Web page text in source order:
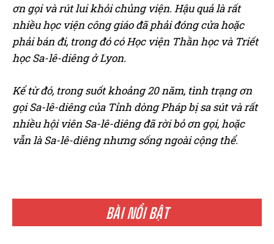
BÀI NỔI BẬT
ơn gọi và rút lui khỏi chủng viện. Hậu quả là rất
nhiều học viện công giáo đã phải đóng cửa hoặc
phải bán đi, trong đó có Học viện Thần học và Triết
học Sa-lê-diêng ở Lyon.
Kể từ đó, trong suốt khoảng 20 năm, tình trạng ơn
gọi Sa-lê-diêng của Tỉnh dòng Pháp bị sa sút và rất
nhiều hội viên Sa-lê-diêng đã rời bỏ ơn gọi, hoặc
vẫn là Sa-lê-diêng nhưng sống ngoài cộng thể.